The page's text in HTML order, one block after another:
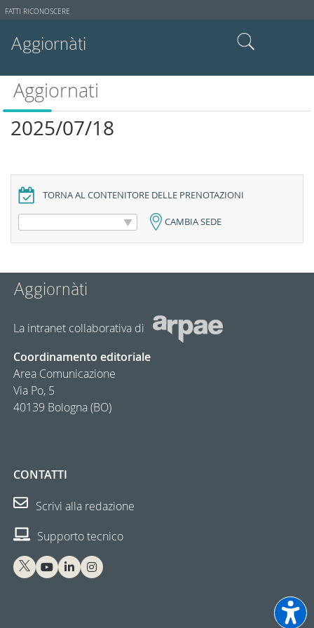
Strumenti
FATTI RICONOSCERE
Aggiornàti
Cerca nel sito
Ricerca avanzata…
Aggiornati
2025/07/18
TORNA AL CONTENITORE DELLE PRENOTAZIONI
CAMBIA SEDE
Aggiornàti
La intranet collaborativa di
Coordinamento editoriale
Area Comunicazione
Via Po, 5
40139 Bologna (BO)
CONTATTI
Scrivi alla redazione
Supporto tecnico